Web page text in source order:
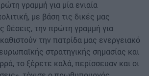
γραμμή για μία ενιαία
με βάση τις δικές μας
θέσεις, την πρώτη γραμμή για
την πατρίδα μας ενεργειακό
στρατηγικής σημασίας και
το ξέρετε καλά, περίσσευαν και οι